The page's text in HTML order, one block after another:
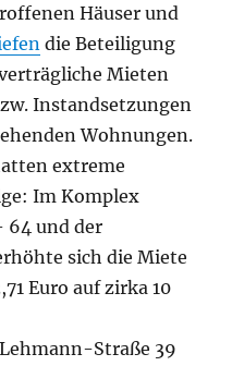
Häuser und
die Beteiligung
Mieten
Instandsetzungen
Wohnungen.
extreme
Im Komplex
64 und der
sich die Miete
Euro auf zirka 10
Straße 39